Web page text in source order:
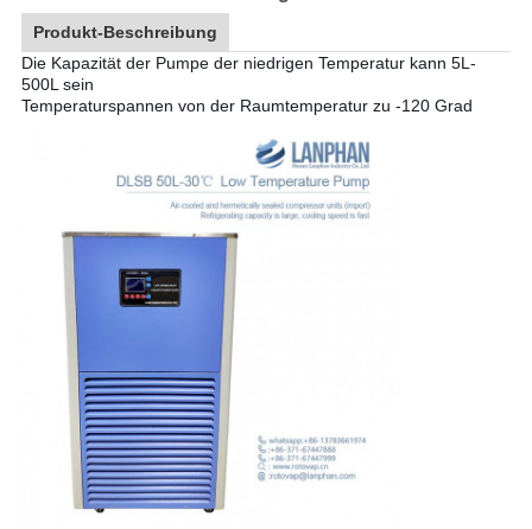
Produkt-Beschreibung
Die Kapazität der Pumpe der niedrigen Temperatur kann 5L-
500L sein
Temperaturspannen von der Raumtemperatur zu -120 Grad